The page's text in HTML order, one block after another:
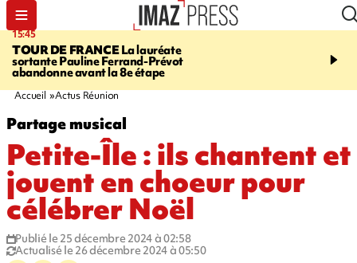
15:45
TOUR DE FRANCELa lauréate
sortante Pauline Ferrand-Prévot
abandonne avant la 8e étape
20:17
routière, concours de
Accueil Actus Réunion
Partage musical
Petite-Île : ils chantent et
jouent en choeur pour
célébrer Noël
Publié le 25 décembre 2024 à 02:58
Actualisé le 26 décembre 2024 à 05:50